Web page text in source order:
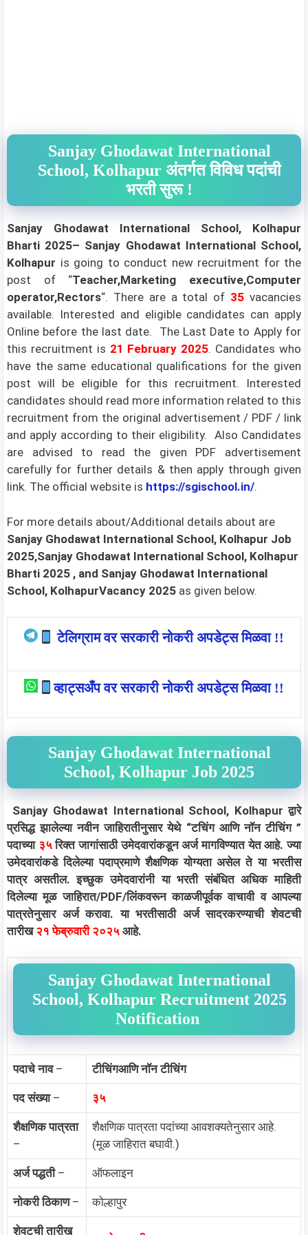
Sanjay Ghodawat International
School, Kolhapur अंतर्गत विविध पदांची
भरती सुरू !
Sanjay Ghodawat International School, Kolhapur
Bharti 2025– Sanjay Ghodawat International School,
Kolhapur is going to conduct new recruitment for the
post of “Teacher,Marketing executive,Computer
operator,Rectors“. There are a total of 35vacancies
available. Interested and eligible candidates can apply
Online before the last date. The Last Date to Apply for
this recruitment is 21 February 2025. Candidates who
have the same educational qualifications for the given
post will be eligible for this recruitment. Interested
candidates should read more information related to this
recruitment from the original advertisement / PDF / link
and apply according to their eligibility. Also Candidates
are advised to read the given PDF advertisement
carefully for further details & then apply through given
link. The official website is https://sgischool.in/.
For more details about/Additional details about are
Sanjay Ghodawat International School, Kolhapur Job
2025,Sanjay Ghodawat International School, Kolhapur
Bharti 2025 , and Sanjay Ghodawat International
School, KolhapurVacancy 2025 as given below.
टेलिग्राम वर सरकारी नोकरी अपडेट्स मिळवा !!
व्हाट्सअँप वर सरकारी नोकरी अपडेट्स मिळवा !!
Sanjay Ghodawat International
School, Kolhapur Job 2025
Sanjay Ghodawat International School, Kolhapur द्वारे
प्रसिद्ध झालेल्या नवीन जाहिरातीनुसार येथे “टचिंग आणि नॉन टीचिंग ”
पदाच्या ३५ रिक्त जागांसाठी उमेदवारांकडून अर्ज मागविण्यात येत आहे. ज्या
उमेदवारांकडे दिलेल्या पदाप्रमाणे शैक्षणिक योग्यता असेल ते या भरतीस
पात्र असतील. इच्छुक उमेदवारांनी या भरती संबंधित अधिक माहिती
दिलेल्या मूळ जाहिरात/PDF/लिंकवरून काळजीपूर्वक वाचावी व आपल्या
पात्रतेनुसार अर्ज करावा. या भरतीसाठी अर्ज सादरकरण्याची शेवटची
तारीख२१ फेब्रुवारी २०२५ आहे.
Sanjay Ghodawat International
School, Kolhapur Recruitment 2025
Notification
पदाचे नाव– टीचिंगआणि नॉन टीचिंग
पद संख्या– ३५
शैक्षणिक पात्रता
–
शैक्षणिक पात्रता पदांच्या आवशक्यतेनुसार आहे.
(मूळ जाहिरात बघावी.)
अर्ज पद्धती– ऑफलाइन
नोकरी ठिकाण– कोल्हापुर
शेवटची तारीख